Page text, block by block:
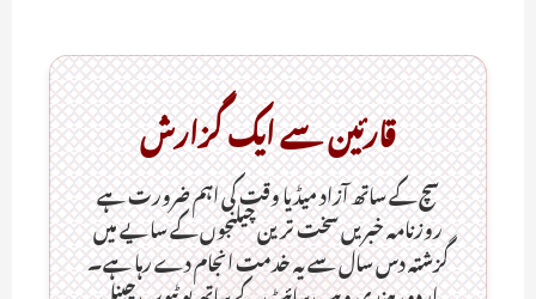
قارئین سے ایک گزارش
سچ کے ساتھ آزاد میڈیا وقت کی اہم ضرورت ہےـ
روزنامہ خبریں سخت ترین چیلنجوں کے سایے میں
گزشتہ دس سال سے یہ خدمت انجام دے رہا ہے۔